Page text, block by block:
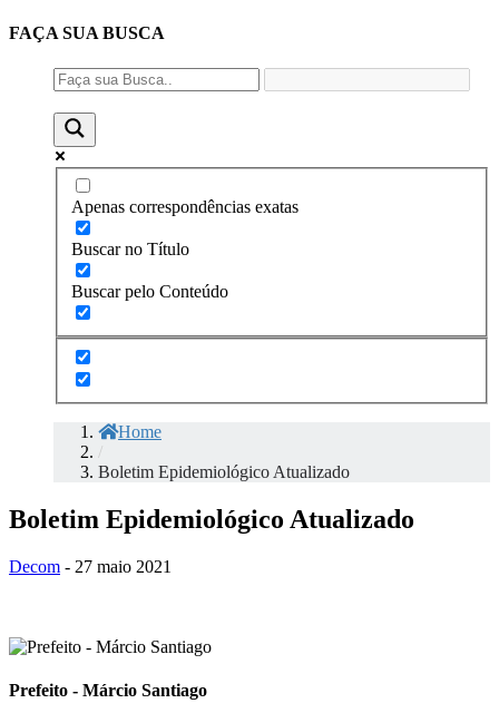
FAÇA SUA BUSCA
Apenas correspondências exatas
Buscar no Título
Buscar pelo Conteúdo
Home
/
Boletim Epidemiológico Atualizado
Boletim Epidemiológico Atualizado
Decom - 27 maio 2021
Prefeito - Márcio Santiago